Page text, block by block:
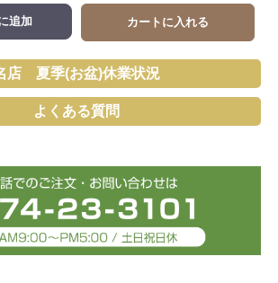
追加 カートに入れる
店 夏季(お盆)休業状況
よくある質問